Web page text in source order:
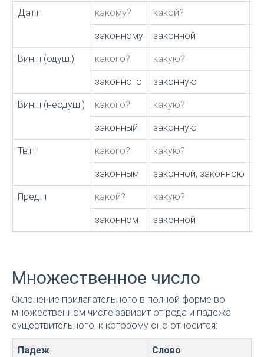
Дат.п какому? какой?
законному законной
Вин.п (одуш.) какого? какую?
законного законную
Вин.п (неодуш.) какого? какую?
законный законную
Тв.п какого? какую?
законным законной, законною
Пред.п какой? какую?
законном законной
Множественное число
Склонение прилагательного в полной форме во
множественном числе зависит от рода и падежа
существительного, к которому оно относится:
Падеж Слово